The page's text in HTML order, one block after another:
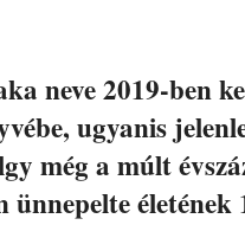
neve 2019-ben
ugyanis
még a múlt
ünnepelte